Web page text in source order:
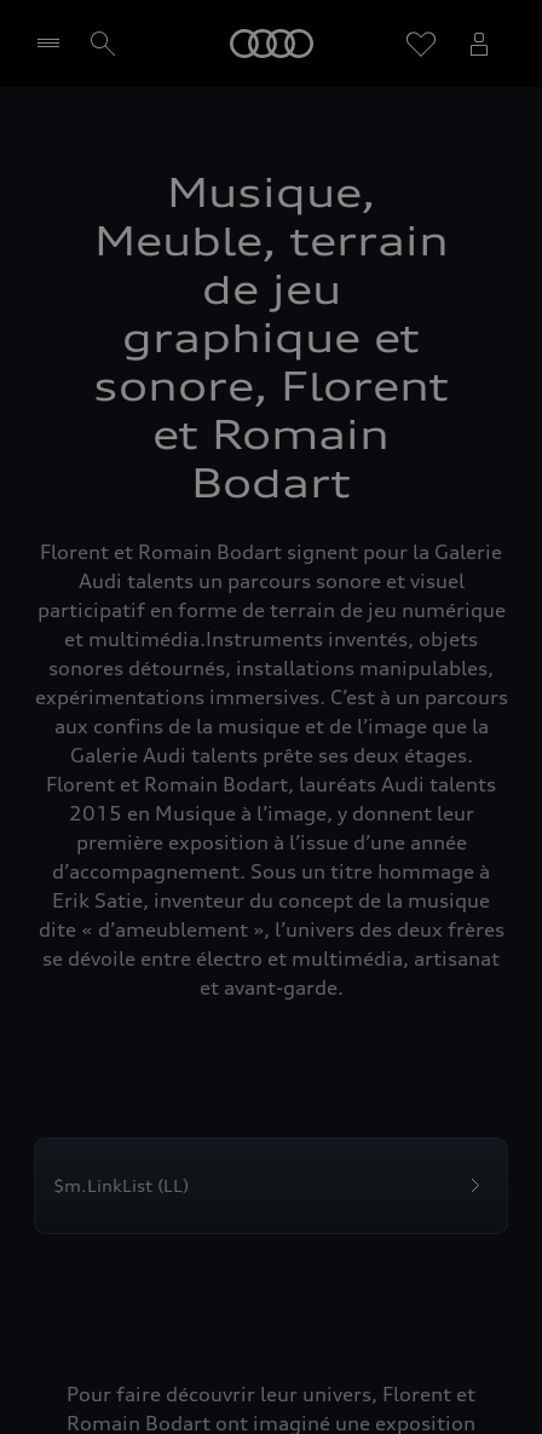
Musique,
Meuble, terrain
de jeu
graphique et
sonore, Florent
et Romain
Bodart
Florent et Romain Bodart signent pour la Galerie
Audi talents un parcours sonore et visuel
participatif en forme de terrain de jeu numérique
et multimédia.Instruments inventés, objets
sonores détournés, installations manipulables,
expérimentations immersives. C’est à un parcours
aux confins de la musique et de l’image que la
Galerie Audi talents prête ses deux étages.
Florent et Romain Bodart, lauréats Audi talents
2015 en Musique à l’image, y donnent leur
première exposition à l’issue d’une année
d’accompagnement. Sous un titre hommage à
Erik Satie, inventeur du concept de la musique
dite « d’ameublement », l’univers des deux frères
se dévoile entre électro et multimédia, artisanat
et avant-garde.
$m.LinkList (LL)
Pour faire découvrir leur univers, Florent et
Romain Bodart ont imaginé une exposition